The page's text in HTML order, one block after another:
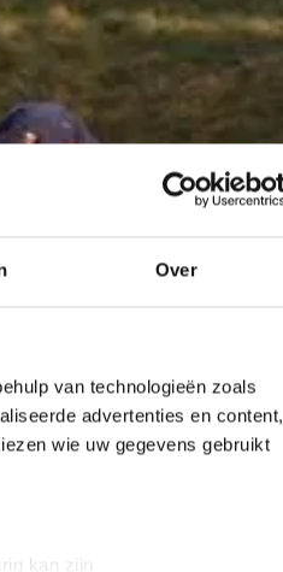
Over
van technologieën zoals
advertenties en content,
wie uw gegevens gebruikt
kan zijn